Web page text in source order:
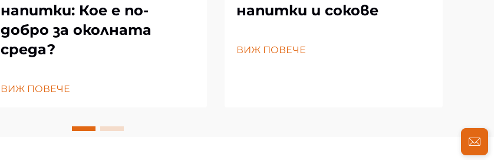
напитки: Кое е по-
добро за околната
среда?
ВИЖ ПОВЕЧЕ
напитки и сокове
ВИЖ ПОВЕЧЕ